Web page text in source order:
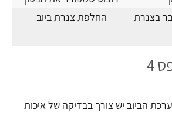
בצנרת
החלפת צנרת ביוב
4
הביוב יש צורך בבדיקה של איכות